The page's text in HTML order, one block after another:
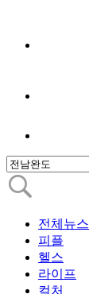
전체뉴스
피플
헬스
라이프
컬처